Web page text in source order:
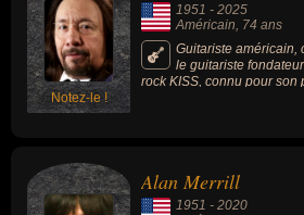
Notez-le !
1951 - 2025
Américain, 74 ans
Guitariste américain,
le guitariste
rock KISS, connu pour son
scène “The Spaceman”,
maquillage argenté et son
Alan Merrill
1951 - 2020